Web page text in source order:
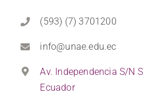
(593) (7) 3701200
info@unae.edu.ec
Av. Independencia S/N
Ecuador